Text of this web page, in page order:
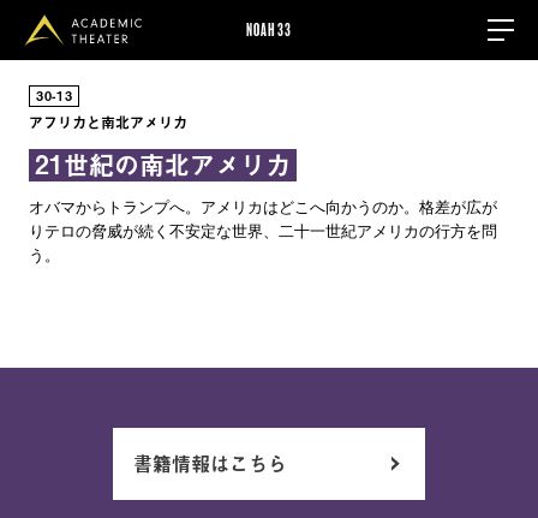
NOAH33
30 13
アフリカと南北アメリカ
21世紀の南北アメリカ
オバマからトランプへ。アメリカはどこへ向かうのか。格差が広が
りテロの脅威が続く不安定な世界、二十一世紀アメリカの行方を問
う。
書籍情報はこちら